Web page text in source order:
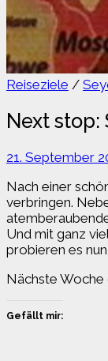
Reiseziele /
Next stop:
21. September
Nach einer
verbringen.
Und mit ganz
probieren es nun
Nächste Woche
Gefällt mir: